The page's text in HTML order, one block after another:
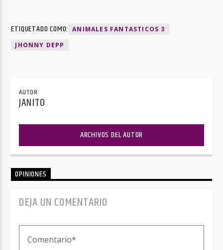
ETIQUETADO COMO:
ANIMALES FANTASTICOS 3
JHONNY DEPP
AUTOR
JANITO
ARCHIVOS DEL AUTOR
OPINIONES
DEJA UN COMENTARIO